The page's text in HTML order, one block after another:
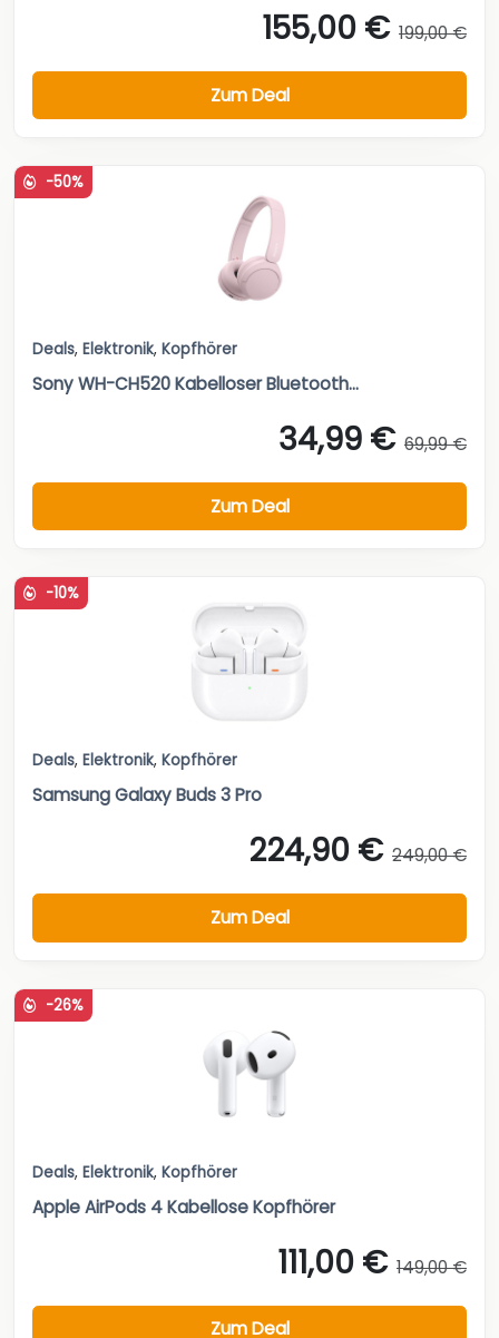
155,00 € 199,00 €
Zum Deal
-50%
Deals, Elektronik, Kopfhörer
Sony WH-CH520 Kabelloser Bluetooth...
34,99 € 69,99 €
Zum Deal
-10%
Deals, Elektronik, Kopfhörer
Samsung Galaxy Buds 3 Pro
224,90 € 249,00 €
Zum Deal
-26%
Deals, Elektronik, Kopfhörer
Apple AirPods 4 Kabellose Kopfhörer
111,00 € 149,00 €
Zum Deal